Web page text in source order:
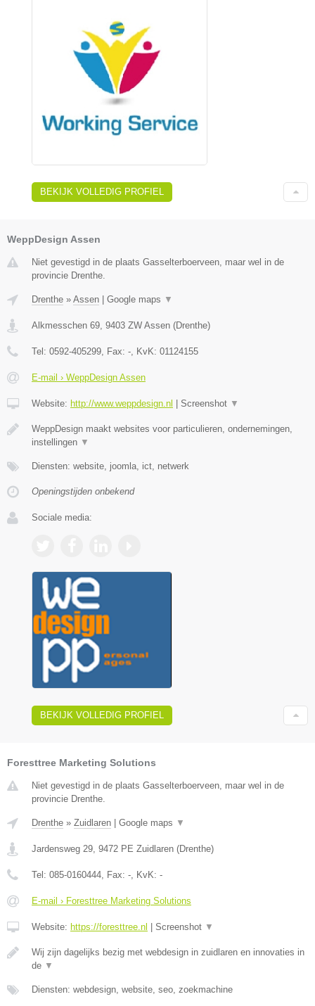
BEKIJK VOLLEDIG PROFIEL
WeppDesign Assen
Niet gevestigd in de plaats Gasselterboerveen, maar wel in de
provincie Drenthe.
Drenthe » Assen Google maps ▼
Alkmesschen 69 9403 ZW Assen (Drenthe)
Tel: 0592-405299 , Fax: - , KvK: 01124155
E-mail › WeppDesign Assen
Website: http://www.weppdesign.nl Screenshot ▼
WeppDesign maakt websites voor particulieren, ondernemingen,
instellingen ▼
Diensten: website, joomla, ict, netwerk
Openingstijden onbekend
Sociale media:
BEKIJK VOLLEDIG PROFIEL
Foresttree Marketing Solutions
Niet gevestigd in de plaats Gasselterboerveen, maar wel in de
provincie Drenthe.
Drenthe » Zuidlaren Google maps ▼
Jardensweg 29, 9472 PE Zuidlaren (Drenthe)
Tel: 085-0160444, Fax: -, KvK: -
E-mail › Foresttree Marketing Solutions
Website: https://foresttree.nl Screenshot ▼
Wij zijn dagelijks bezig met webdesign in zuidlaren en innovaties in
de ▼
Diensten: webdesign, website, seo, zoekmachine